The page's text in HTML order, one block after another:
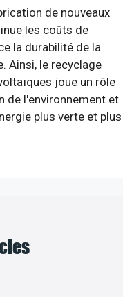
de nouveaux
les coûts de
la durabilité de la
Ainsi, le recyclage
joue un rôle
de l'environnement et
plus verte et plus